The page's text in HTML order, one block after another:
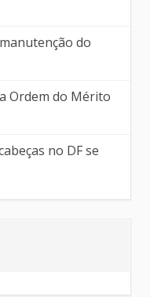
do
Ordem do Mérito
no DF se